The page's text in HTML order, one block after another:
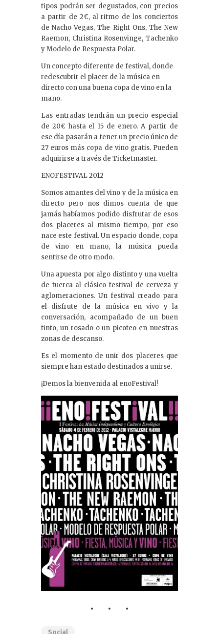
tipos podrán ser degustados, con precios
a partir de 2€, al ritmo de los conciertos
de Nacho Vegas, The Right Ons, The New
Raemon, Christina Rosenvinge, Tachenko
y Modelo de Respuesta Polar.
Un concepto diferente de festival, donde
redescubrir el placer de la música en
directo con una buena copa de vino en la
mano.
Las entradas tendrán un precio especial
de 20€ hasta el 15 de enero. A partir de
ese día pasarán a tener un precio único de
27 euros más copa de vino gratis. Pueden
adquirirse a través de Ticketmaster.
ENOFESTIVAL 2012
Somos amantes del vino y de la música en
directo pero nos dimos cuenta de que
jamás habíamos podido disfrutar de esos
dos placeres al mismo tiempo, por eso
nace este festival. Un espacio donde, copa
de vino en mano, la música pueda
sentirse de otro modo.
Una apuesta por algo distinto y una vuelta
de tuerca al clásico festival de cerveza y
aglomeraciones. Un festival creado para
el disfrute de la música en vivo y la
conversación, acompañado de un buen
tinto, un rosado o un picoteo en nuestras
zonas de descanso.
Es el momento de unir dos placeres que
siempre han estado destinados a unirse.
¡Demos la bienvenida al enoFestival!